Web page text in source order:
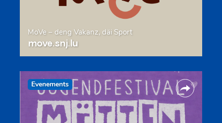
MoVe – deng Vakanz, däi Sport
move.snj.lu
Evenements